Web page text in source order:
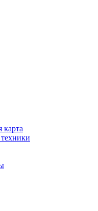
карта